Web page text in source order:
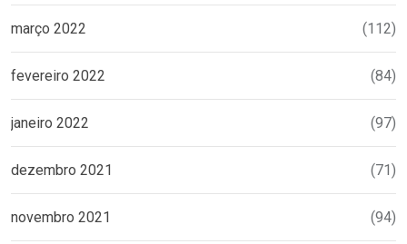
março 2022 (112)
fevereiro 2022 (84)
janeiro 2022 (97)
dezembro 2021 (71)
novembro 2021 (94)